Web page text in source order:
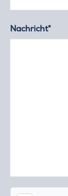
Nachricht*